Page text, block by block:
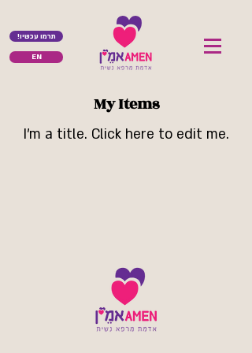
!תרמו עכשיו
EN
My Items
I'm a title. ​Click here to edit me.